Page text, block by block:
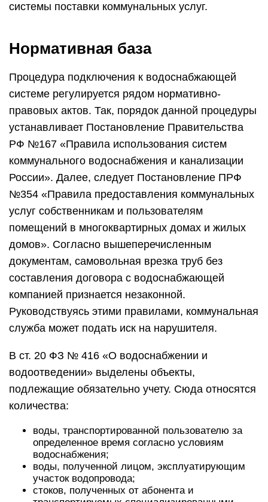
системы поставки коммунальных услуг.
Нормативная база
Процедура подключения к водоснабжающей
системе регулируется рядом нормативно-
правовых актов. Так, порядок данной процедуры
устанавливает Постановление Правительства
РФ №167 «Правила использования систем
коммунального водоснабжения и канализации
России». Далее, следует Постановление ПРФ
№354 «Правила предоставления коммунальных
услуг собственникам и пользователям
помещений в многоквартирных домах и жилых
домов». Согласно вышеперечисленным
документам, самовольная врезка труб без
составления договора с водоснабжающей
компанией признается незаконной.
Руководствуясь этими правилами, коммунальная
служба может подать иск на нарушителя.
В ст. 20 ФЗ № 416 «О водоснабжении и
водоотведении» выделены объекты,
подлежащие обязательно учету. Сюда относятся
количества:
воды, транспортированной пользователю за
определенное время согласно условиям
водоснабжения;
воды, полученной лицом, эксплуатирующим
участок водопровода;
стоков, полученных от абонента и